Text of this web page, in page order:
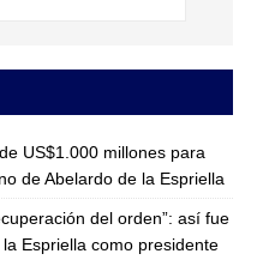
US$1.000 millones para
de Abelardo de la Espriella
del orden”: así fue
Espriella como presidente